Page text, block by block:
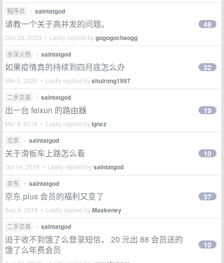
程序员 • saintatgod
请教一个关于高并发的问题。
Dec 26, 2020 • Lastly replied bygogogochaogg
48
水深火热 • saintatgod
如果疫情真的持续到四月底怎么办
Mar 5, 2020 • Lastly replied byshuirong1997
32
二手交易 • saintatgod
出一台 feixun 的路由器
Mar 9, 2019 • Lastly replied byigncz
19
北京 • saintatgod
关于滑板车上路怎么看
Oct 14, 2018 • Lastly replied bysaintatgod
10
京东 • saintatgod
京东 plus 会员的福利又变了
Sep 4, 2018 • Lastly replied byMaskeney
37
二手交易 • saintatgod
迫于收不到饿了么登录短信， 20 元出 88 会员送的
饿了么年费会员
10